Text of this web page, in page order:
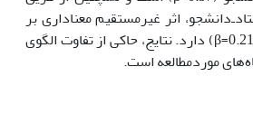
اثر غیرمستقیم معناداری بر
خودکارآمدی پژوهش (β=0.21) دارد. نتایج، حاکی از تفاوت الگوی
موردمطالعه است.